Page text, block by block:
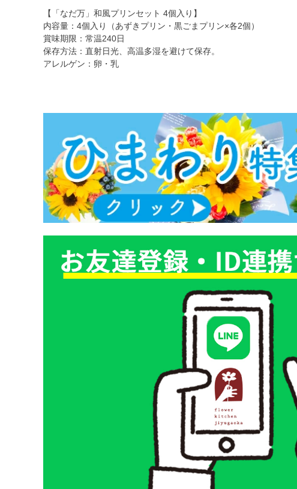
【「なだ万」和風プリンセット 4個入り】
内容量：4個入り（あずきプリン・黒ごまプリン×各2個）
賞味期限：常温240日
保存方法：直射日光、高温多湿を避けて保存。
アレルゲン：卵・乳